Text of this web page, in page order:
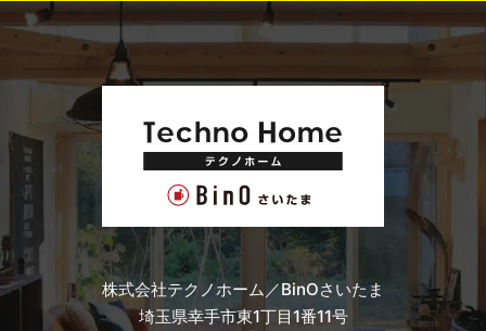
株式会社テクノホーム／BinOさいたま
埼玉県幸手市東1丁目1番11号